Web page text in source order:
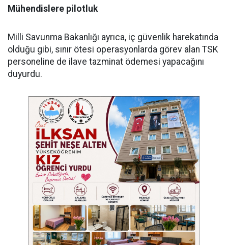
Mühendislere pilotluk
Milli Savunma Bakanlığı ayrıca, iç güvenlik harekatında
olduğu gibi, sınır ötesi operasyonlarda görev alan TSK
personeline de ilave tazminat ödemesi yapacağını
duyurdu.